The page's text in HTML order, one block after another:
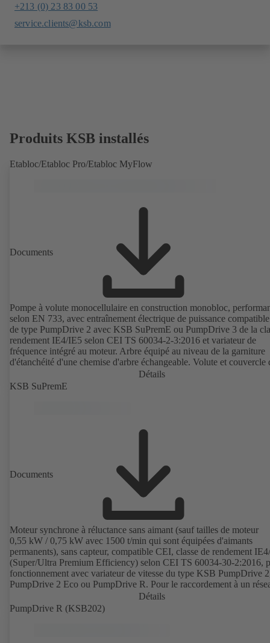
+213 (0) 23 83 00 53
service.clients@ksb.com
Produits KSB installés
Etabloc/Etabloc Pro/Etabloc MyFlow
Documents
Pompe à volute monocellulaire en construction monobloc,
selon EN 733, avec entraînement électrique de puissance
de type PumpDrive 2 avec KSB SuPremE ou PumpDrive 3 de la
rendement IE4/IE5 selon CEI TS 60034-2-3:2016 et variateur de
fréquence intégré au moteur. Arbre équipé au niveau de la garniture
d'étanchéité d'une chemise d'arbre échangeable. Volute et couvercle
corps avec bagues d'usure échangeables. Volute avec pieds de
surmoulés en version B, C et S. Points de fixation selon la norme
Détails
KSB SuPremE
Documents
Moteur synchrone à réluctance sans aimant (sauf tailles de moteur
0,55 kW / 0,75 kW avec 1500 t/min qui sont équipées d'aimants
permanents), sans capteur, compatible CEI, classe de rendement
(Super/Ultra Premium Efficiency) selon CEI TS 60034-30-2:2016,
fonctionnement avec variateur de vitesse du type KSB PumpDrive
PumpDrive 2 Eco ou PumpDrive R. Pour le raccordement à un
triphasé 380-480 V (via PumpDrive). Les points de fixation du
correspondent à la norme IEC 60072, ce qui assure une utilisation
compatible avec les moteurs normalisés CEI et l'interchangeabilité
Détails
PumpDrive R (KSB202)